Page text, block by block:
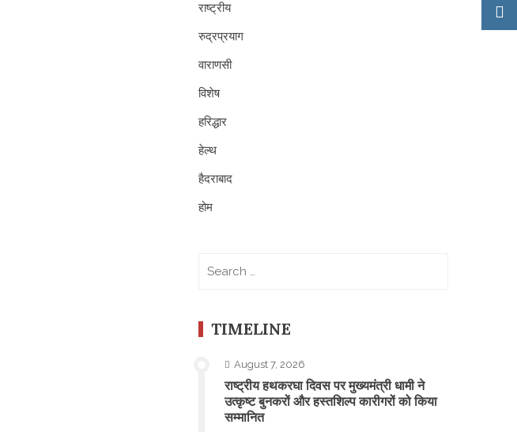
राष्ट्रीय
रुद्रप्रयाग
वाराणसी
विशेष
हरिद्धार
हेल्थ
हैदराबाद
होम
TIMELINE
August 7, 2026
राष्ट्रीय हथकरघा दिवस पर मुख्यमंत्री धामी ने
उत्कृष्ट बुनकरों और हस्तशिल्प कारीगरों को किया
सम्मानित